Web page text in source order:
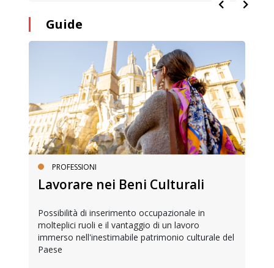
Guide
PROFESSIONI
Lavorare nei Beni Culturali
Possibilità di inserimento occupazionale in
molteplici ruoli e il vantaggio di un lavoro
immerso nell'inestimabile patrimonio culturale del
Paese